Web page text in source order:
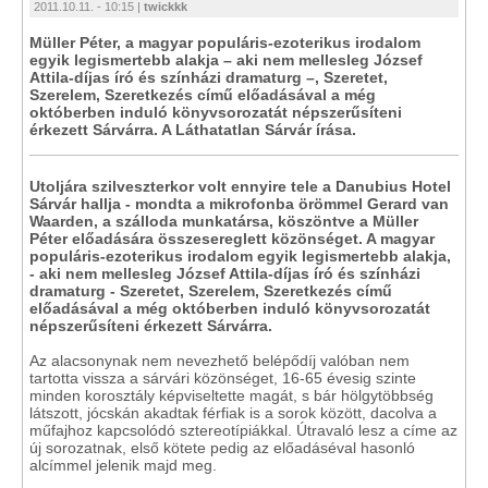
2011.10.11. - 10:15 | twickkk
Müller Péter, a magyar populáris-ezoterikus irodalom
egyik legismertebb alakja – aki nem mellesleg József
Attila-díjas író és színházi dramaturg –, Szeretet,
Szerelem, Szeretkezés című előadásával a még
októberben induló könyvsorozatát népszerűsíteni
érkezett Sárvárra. A Láthatatlan Sárvár írása.
Utoljára szilveszterkor volt ennyire tele a Danubius Hotel
Sárvár hallja - mondta a mikrofonba örömmel Gerard van
Waarden, a szálloda munkatársa, köszöntve a Müller
Péter előadására összesereglett közönséget. A magyar
populáris-ezoterikus irodalom egyik legismertebb alakja,
- aki nem mellesleg József Attila-díjas író és színházi
dramaturg - Szeretet, Szerelem, Szeretkezés című
előadásával a még októberben induló könyvsorozatát
népszerűsíteni érkezett Sárvárra.
Az alacsonynak nem nevezhető belépődíj valóban nem
tartotta vissza a sárvári közönséget, 16-65 évesig szinte
minden korosztály képviseltette magát, s bár hölgytöbbség
látszott, jócskán akadtak férfiak is a sorok között, dacolva a
műfajhoz kapcsolódó sztereotípiákkal. Útravaló lesz a címe az
új sorozatnak, első kötete pedig az előadáséval hasonló
alcímmel jelenik majd meg.